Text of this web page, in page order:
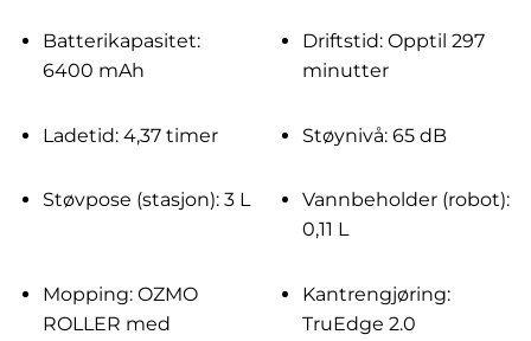
Batterikapasitet:
6400 mAh
Driftstid: Opptil 297
minutter
Ladetid: 4,37 timer Støynivå: 65 dB
Støvpose (stasjon): 3 L
Vannbeholder (robot):
0,11 L
Mopping: OZMO
ROLLER med
Kantrengjøring:
TruEdge 2.0